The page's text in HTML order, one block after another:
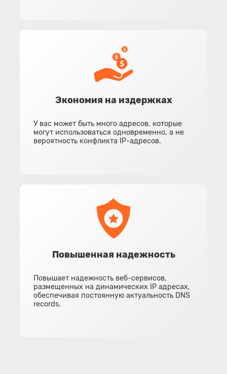
Экономия на издержках
У вас может быть много адресов, которые
могут использоваться одновременно, а не
вероятность конфликта IP-адресов.
Повышенная надежность
Повышает надежность веб-сервисов,
размещенных на динамических IP адресах,
обеспечивая постоянную актуальность DNS
records.